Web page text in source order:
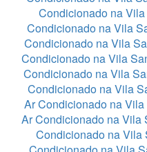
Condicionado na
Condicionado na Vila
Condicionado na Vila
Condicionado na Vila
Condicionado na Vila
Condicionado na Vila
Ar Condicionado na
Ar Condicionado na Vila
Condicionado na Vila